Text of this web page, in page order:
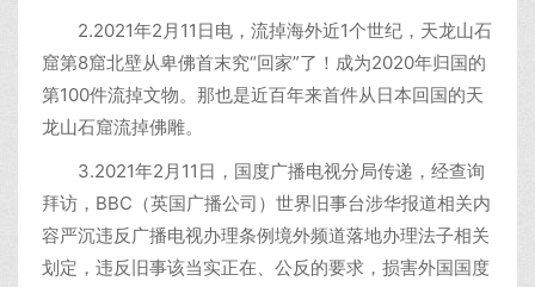
2.2021年2月11日电，流掉海外近1个世纪，天龙山石
窟第8窟北壁从卑佛首末究“回家”了！成为2020年归国的
第100件流掉文物。那也是近百年来首件从日本回国的天
龙山石窟流掉佛雕。
3.2021年2月11日，国度广播电视分局传递，经查询
拜访，BBC（英国广播公司）世界旧事台涉华报道相关内
容严沉违反广播电视办理条例境外频道落地办理法子相关
划定，违反旧事该当实正在、公反的要求，损害外国国度